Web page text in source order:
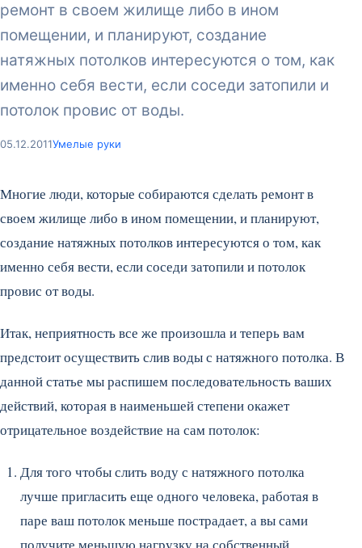
ремонт в своем жилище либо в ином
помещении, и планируют, создание
натяжных потолков интересуются о том, как
именно себя вести, если соседи затопили и
потолок провис от воды.
05.12.2011Умелые руки
Многие люди, которые собираются сделать ремонт в
своем жилище либо в ином помещении, и планируют,
создание натяжных потолков интересуются о том, как
именно себя вести, если соседи затопили и потолок
провис от воды.
Итак, неприятность все же произошла и теперь вам
предстоит осуществить слив воды с натяжного потолка. В
данной статье мы распишем последовательность ваших
действий, которая в наименьшей степени окажет
отрицательное воздействие на сам потолок:
Для того чтобы слить воду с натяжного потолка
лучше пригласить еще одного человека, работая в
паре ваш потолок меньше пострадает, а вы сами